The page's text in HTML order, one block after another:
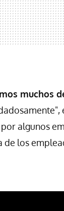
muchos
algunos
de los